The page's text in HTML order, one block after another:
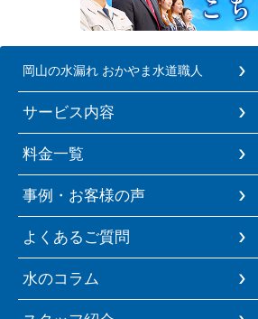
岡山の水漏れ おかやま水道職人
サービス内容
料金一覧
事例・お客様の声
よくあるご質問
水のコラム